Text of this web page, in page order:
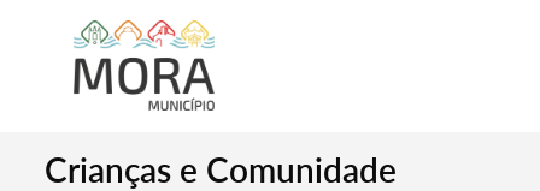
Crianças e Comunidade